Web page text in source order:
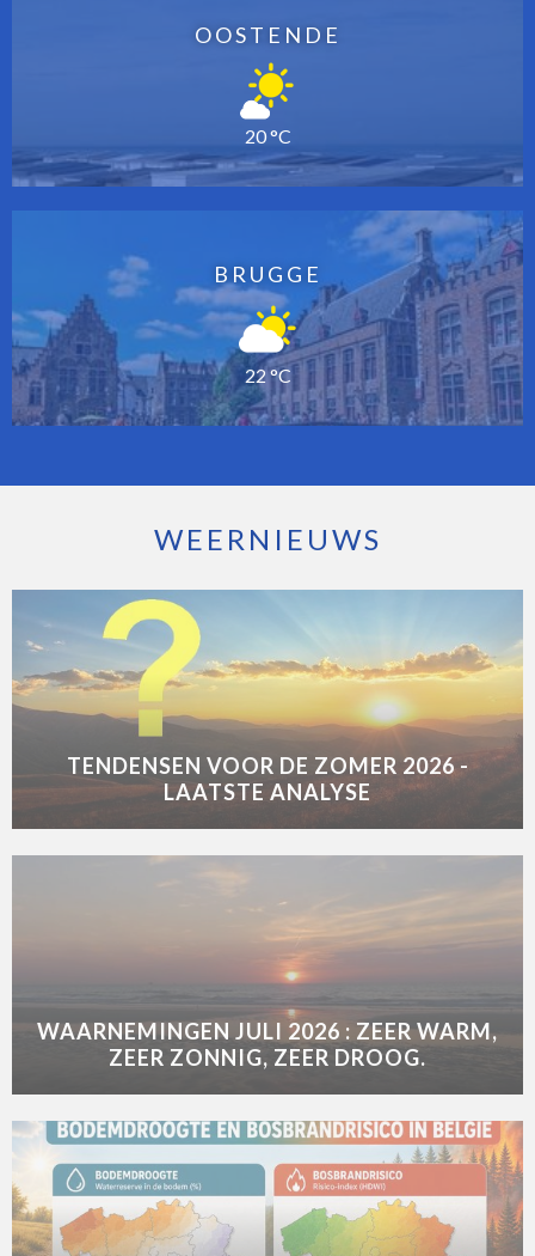
OOSTENDE
20 °C
BRUGGE
22 °C
WEERNIEUWS
TENDENSEN VOOR DE ZOMER 2026 -
LAATSTE ANALYSE
WAARNEMINGEN JULI 2026 : ZEER WARM,
ZEER ZONNIG, ZEER DROOG.